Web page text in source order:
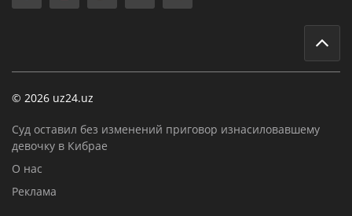
© 2026 uz24.uz
Суд оставил без изменений приговор изнасиловавшему
девочку в Кибрае
О нас
Реклама